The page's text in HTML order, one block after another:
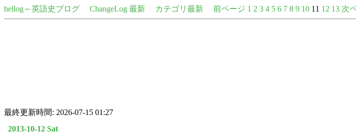
hellog～英語史ブログ ChangeLog 最新 カテゴリ最新 前ページ 1 2 3 4 5 6 7 8 9 10 11 12 13 次
最終更新時間: 2026-07-15 01:27
2013-10-12 Sat